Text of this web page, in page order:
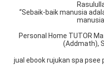
“Sebaik-baik manusia
Personal Home TUTOR
(Addmath),
jual ebook rujukan spa